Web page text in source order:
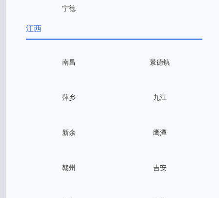
宁德
江西
南昌 景德镇
萍乡 九江
新余 鹰潭
赣州 吉安